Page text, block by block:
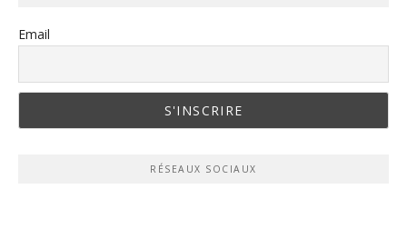
Email
RÉSEAUX SOCIAUX